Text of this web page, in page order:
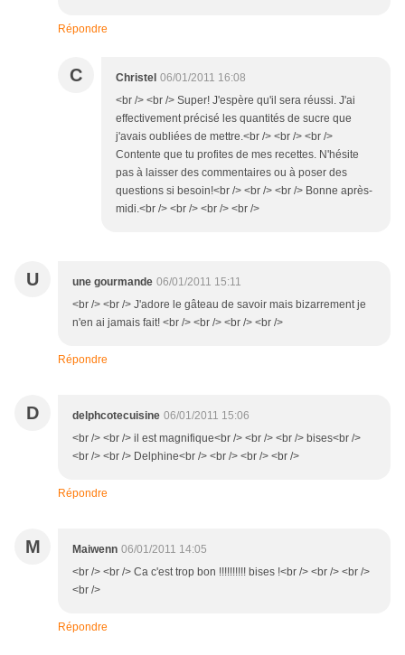
Répondre
C Christel 06/01/2011 16:08
<br /> <br /> Super! J'espère qu'il sera réussi. J'ai
effectivement précisé les quantités de sucre que
j'avais oubliées de mettre.<br /> <br /> <br />
Contente que tu profites de mes recettes. N'hésite
pas à laisser des commentaires ou à poser des
questions si besoin!<br /> <br /> <br /> Bonne après-
midi.<br /> <br /> <br /> <br />
U une gourmande 06/01/2011 15:11
<br /> <br /> J'adore le gâteau de savoir mais bizarrement je
n'en ai jamais fait! <br /> <br /> <br /> <br />
Répondre
D delphcotecuisine 06/01/2011 15:06
<br /> <br /> il est magnifique<br /> <br /> <br /> bises<br />
<br /> <br /> Delphine<br /> <br /> <br /> <br />
Répondre
M Maiwenn 06/01/2011 14:05
<br /> <br /> Ca c'est trop bon !!!!!!!!!! bises !<br /> <br /> <br />
<br />
Répondre